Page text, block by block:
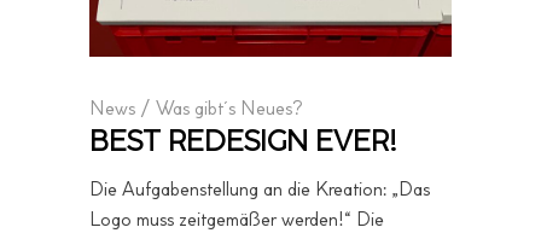
News / Was gibt´s Neues?
BEST REDESIGN EVER!
Die Aufgabenstellung an die Kreation: „Das
Logo muss zeitgemäßer werden!“ Die